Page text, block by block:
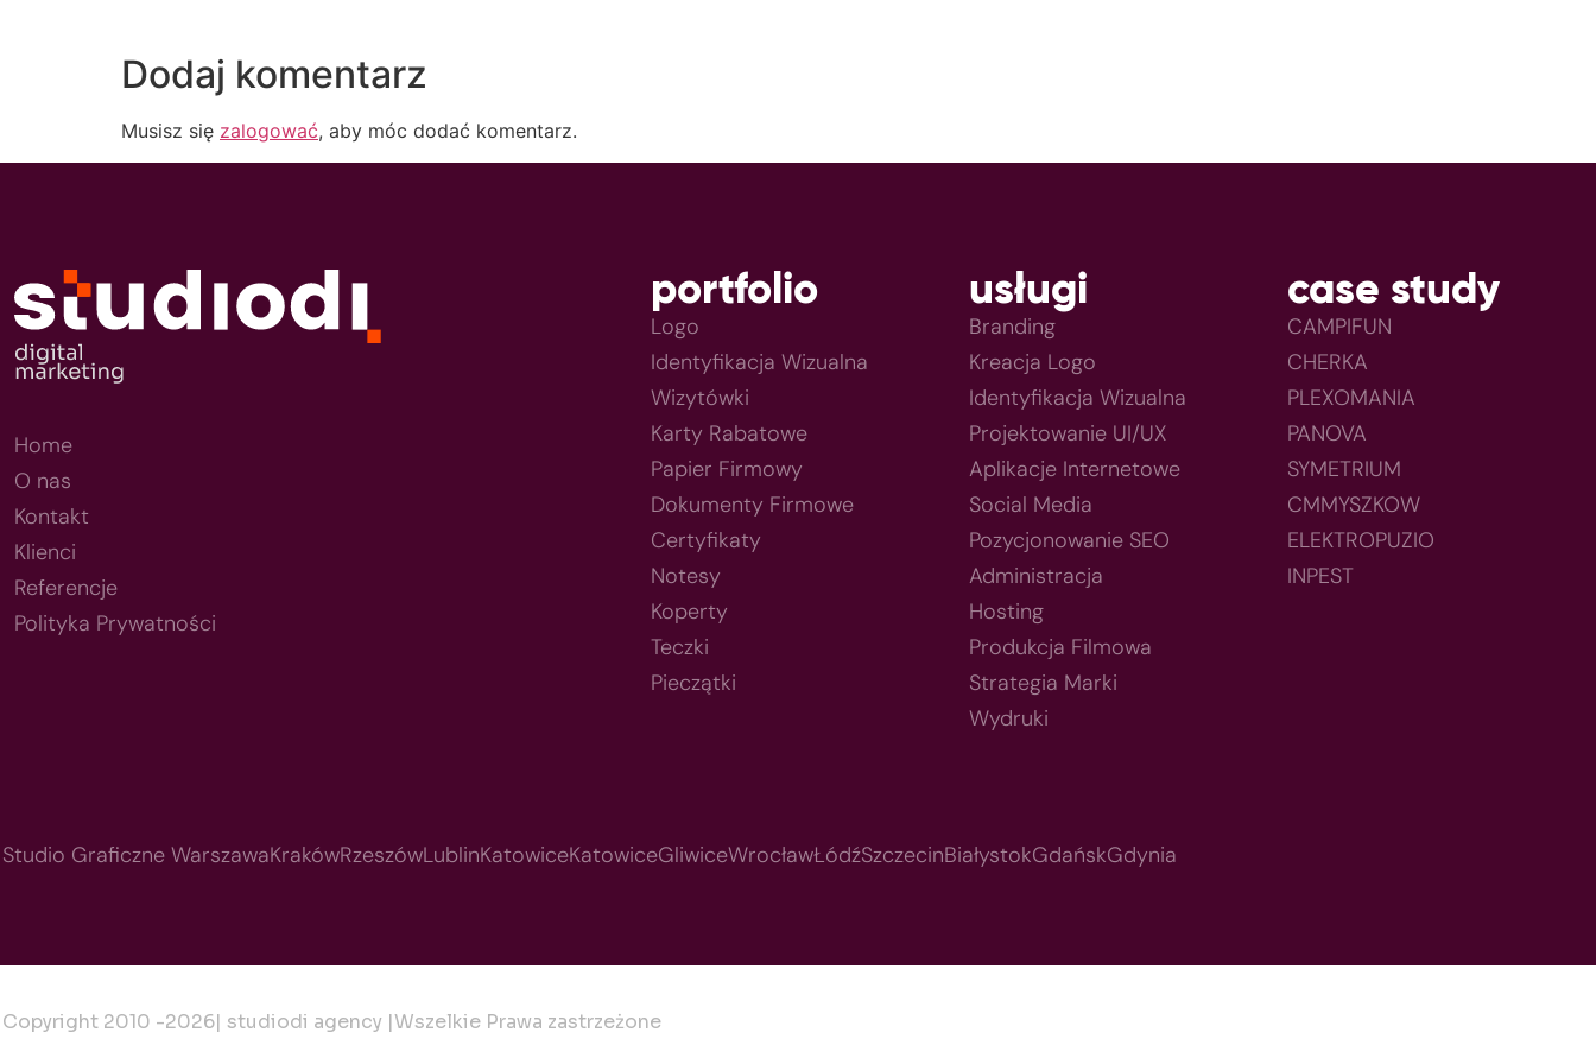
Dodaj komentarz
Musisz się zalogować, aby móc dodać komentarz.
Home
O nas
Kontakt
Klienci
Referencje
Polityka Prywatności
portfolio
Logo
Identyfikacja Wizualna
Wizytówki
Karty Rabatowe
Papier Firmowy
Dokumenty Firmowe
Certyfikaty
Notesy
Koperty
Teczki
Pieczątki
usługi
Branding
Kreacja Logo
Identyfikacja Wizualna
Projektowanie UI/UX
Aplikacje Internetowe
Social Media
Pozycjonowanie SEO
Administracja
Hosting
Produkcja Filmowa
Strategia Marki
Wydruki
case study
CAMPIFUN
CHERKA
PLEXOMANIA
PANOVA
SYMETRIUM
CMMYSZKOW
ELEKTROPUZIO
INPEST
Studio Graficzne WarszawaKrakówRzeszówLublinKatowiceKatowiceGliwiceWrocławŁódźSzczecinBiałystokGdańskGdynia
Copyright 2010 -2026| studiodi agency |Wszelkie Prawa zastrzeżone